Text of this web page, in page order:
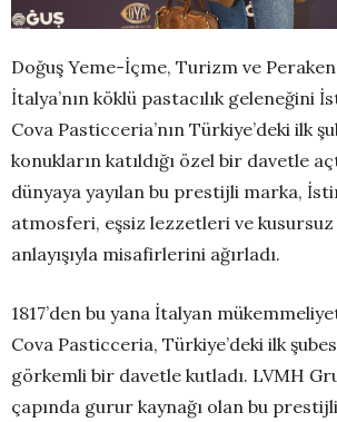
Doğuş Yeme-İçme, Turizm ve
İtalya’nın köklü pastacılık geleneğini
Cova Pasticceria’nın Türkiye’deki ilk
konukların katıldığı özel bir davetle
dünyaya yayılan bu prestijli marka,
atmosferi, eşsiz lezzetleri ve
anlayışıyla misafirlerini ağırladı.
1817’den bu yana İtalyan
Cova Pasticceria, Türkiye’deki ilk
görkemli bir davetle kutladı. LVMH
çapında gurur kaynağı olan bu